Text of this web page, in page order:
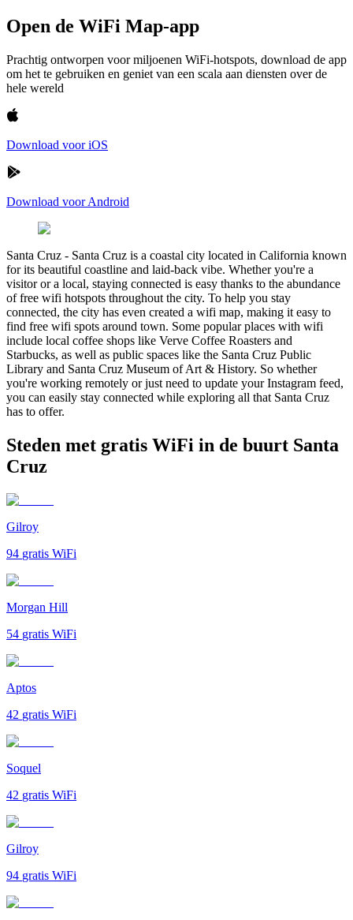
Open de WiFi Map-app
Prachtig ontworpen voor miljoenen WiFi-hotspots, download de app
om het te gebruiken en geniet van een scala aan diensten over de
hele wereld
Download voor iOS
Download voor Android
Santa Cruz - Santa Cruz is a coastal city located in California known
for its beautiful coastline and laid-back vibe. Whether you're a
visitor or a local, staying connected is easy thanks to the abundance
of free wifi hotspots throughout the city. To help you stay
connected, the city has even created a wifi map, making it easy to
find free wifi spots around town. Some popular places with wifi
include local coffee shops like Verve Coffee Roasters and
Starbucks, as well as public spaces like the Santa Cruz Public
Library and Santa Cruz Museum of Art & History. So whether
you're working remotely or just need to update your Instagram feed,
you can easily stay connected while exploring all that Santa Cruz
has to offer.
Steden met gratis WiFi in de buurt Santa
Cruz
Gilroy
94 gratis WiFi
Morgan Hill
54 gratis WiFi
Aptos
42 gratis WiFi
Soquel
42 gratis WiFi
Gilroy
94 gratis WiFi